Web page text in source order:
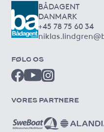
BÅDAGENT
DANMARK
+45 78 75 60 34
FØLG OS
VORES PARTNERE